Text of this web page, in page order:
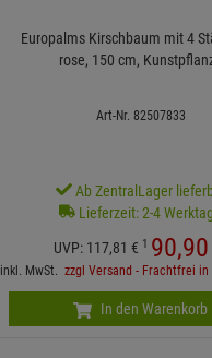
Europalms Kirschbaum mit 4
rose, 150 cm,
Art-Nr. 82507833
Ab ZentralLager
Lieferzeit: 2-4
UVP: 117,81 € 1 90,90
inkl. MwSt.zzgl Versand - Frachtfrei in
In den Warenkorb